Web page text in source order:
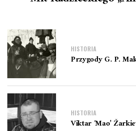
HISTORIA
Przygody G. P.
HISTORIA
Viktar 'Mao’